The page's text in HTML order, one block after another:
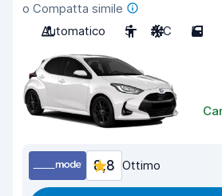
o Compatta simile
Automatico
5 A/C 5
8,8 Ottimo